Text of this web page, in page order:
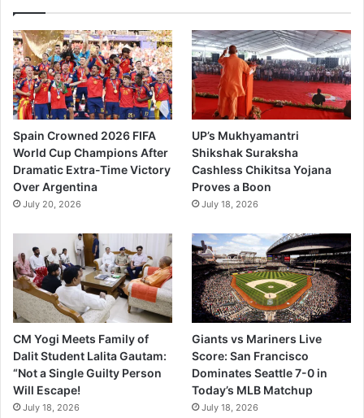
Spain Crowned 2026 FIFA
World Cup Champions After
Dramatic Extra-Time Victory
Over Argentina
July 20, 2026
UP’s Mukhyamantri
Shikshak Suraksha
Cashless Chikitsa Yojana
Proves a Boon
July 18, 2026
CM Yogi Meets Family of
Dalit Student Lalita Gautam:
“Not a Single Guilty Person
Will Escape!
July 18, 2026
Giants vs Mariners Live
Score: San Francisco
Dominates Seattle 7-0 in
Today’s MLB Matchup
July 18, 2026